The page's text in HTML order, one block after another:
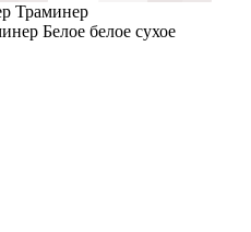
Белое белое сухое